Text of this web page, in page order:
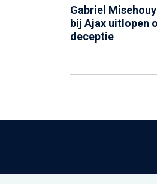
Gabriel
bij Ajax uitlopen
deceptie